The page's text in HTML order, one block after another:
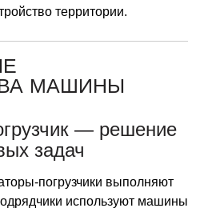
территории.
МАШИНЫ
— решение
задач
погрузчики выполняют
используют машины